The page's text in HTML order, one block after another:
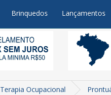
Brinquedos Lançamentos
Terapia Ocupacional